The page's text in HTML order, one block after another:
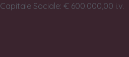
Capitale Sociale: € 600.000,00 i.v.